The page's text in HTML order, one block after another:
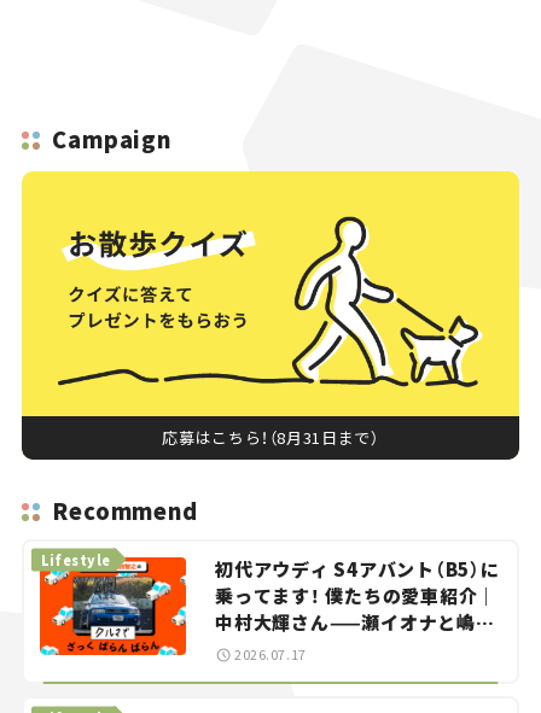
Campaign
応募はこちら！（8月31日まで）
Recommend
初代アウディ S4アバント（B5）に
乗ってます！ 僕たちの愛車紹介｜
中村大輝さん——瀬イオナと嶋田
智之の「クルマでざっくばらんば
Lifestyle
2026.07.17